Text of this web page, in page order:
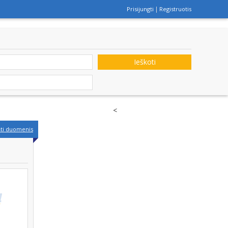
Prisijungti Registruotis
Ieškoti
duomenis
<